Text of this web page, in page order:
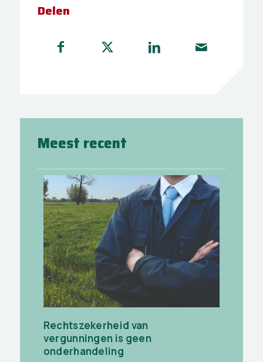
Delen
Meest recent
Rechtszekerheid van
vergunningen is geen
onderhandeling